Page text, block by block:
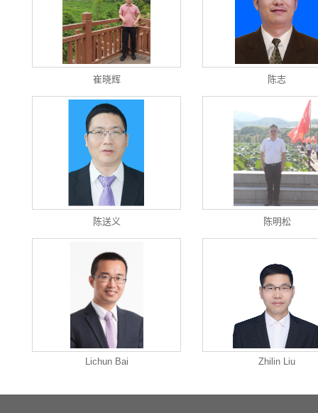
崔晓辉 陈志
陈送义 陈明松
Lichun Bai Zhilin Liu